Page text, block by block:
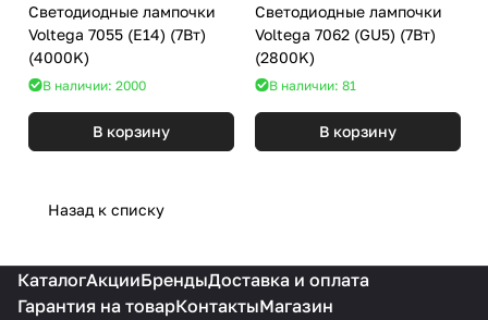
Светодиодные лампочки
Voltega 7055 (E14) (7Вт)
(4000K)
В наличии: 2000
В корзину
Светодиодные лампочки
Voltega 7062 (GU5) (7Вт)
(2800K)
В наличии: 81
В корзину
Назад к списку
КаталогАкцииБрендыДоставка и оплата
Гарантия на товарКонтактыМагазин